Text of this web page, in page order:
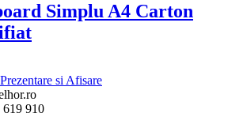
Simplu A4 Carton
si Afisare
619 910